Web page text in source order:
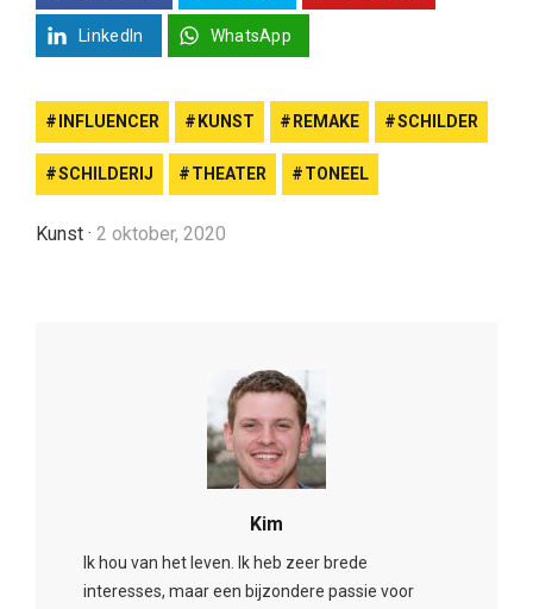
LinkedIn WhatsApp
INFLUENCER KUNST REMAKE SCHILDER
SCHILDERIJ THEATER TONEEL
Kunst · 2 oktober, 2020
Kim
Ik hou van het leven. Ik heb zeer brede
interesses, maar een bijzondere passie voor